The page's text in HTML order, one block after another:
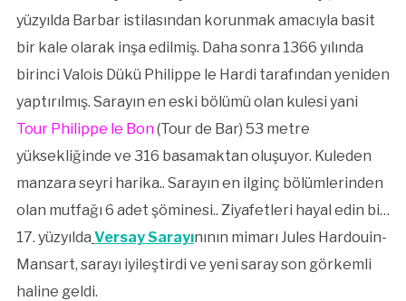
yüzyılda Barbar istilasından korunmak amacıyla basit
bir kale olarak inşa edilmiş. Daha sonra 1366 yılında
birinci Valois Dükü Philippe le Hardi tarafından yeniden
yaptırılmış. Sarayın en eski bölümü olan kulesi yani
Tour Philippe le Bon(Tour de Bar) 53 metre
yüksekliğinde ve 316 basamaktan oluşuyor. Kuleden
manzara seyri harika.. Sarayın en ilginç bölümlerinden
olan mutfağı 6 adet şöminesi.. Ziyafetleri hayal edin bi…
17. yüzyılda Versay Sarayınının mimarı Jules Hardouin-
Mansart, sarayı iyileştirdi ve yeni saray son görkemli
haline geldi.